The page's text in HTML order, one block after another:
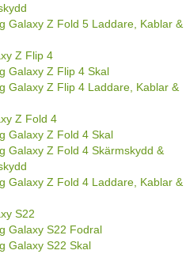
Galaxy Z Fold 5 Laddare, Kablar &
Z Flip 4
Galaxy Z Flip 4 Skal
Galaxy Z Flip 4 Laddare, Kablar &
Z Fold 4
Galaxy Z Fold 4 Skal
Galaxy Z Fold 4 Skärmskydd &
Galaxy Z Fold 4 Laddare, Kablar &
S22
Galaxy S22 Fodral
Galaxy S22 Skal